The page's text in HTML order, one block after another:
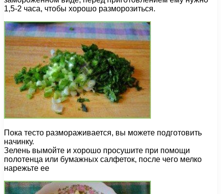
1,5-2 часа, чтобы хорошо разморозиться.
Пока тесто размораживается, вы можете подготовить
начинку.
Зелень вымойте и хорошо просушите при помощи
полотенца или бумажных салфеток, после чего мелко
нарежьте ее